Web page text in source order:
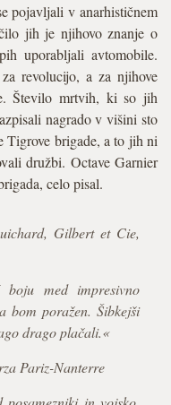
pojavljali v anarhističnem
jih je njihovo znanje o
uporabljali avtomobile.
revolucijo, a za njihove
Število mrtvih, ki so jih
nagrado v višini sto
Tigrove brigade, a to jih ni
družbi. Octave Garnier
celo pisal.
Gilbert et Cie,
med impresivno
bom poražen. Šibkejši
drago plačali.«
Pariz-Nanterre